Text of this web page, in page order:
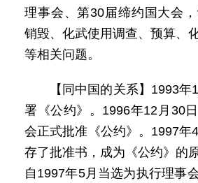
理事会、第30届缔约国大会
销毁、化武使用调查、预算、
等相关问题。
【同中国的关系】1993
署《公约》。1996年12月30
会正式批准《公约》。1997年
存了批准书，成为《公约》的
自1997年5月当选为执行理事